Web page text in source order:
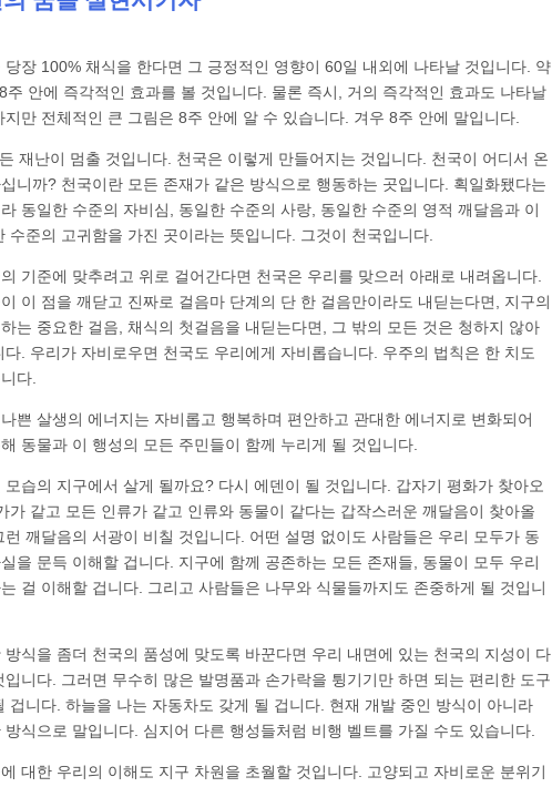
당장 100% 채식을 한다면 그 긍정적인 영향이 60일 내외에 나타날 것입니다. 약
주 안에 즉각적인 효과를 볼 것입니다. 물론 즉시, 거의 즉각적인 효과도 나타날
지만 전체적인 큰 그림은 8주 안에 알 수 있습니다. 겨우 8주 안에 말입니다.
재난이 멈출 것입니다. 천국은 이렇게 만들어지는 것입니다. 천국이 어디서 온
니까? 천국이란 모든 존재가 같은 방식으로 행동하는 곳입니다. 획일화됐다는
동일한 수준의 자비심, 동일한 수준의 사랑, 동일한 수준의 영적 깨달음과 이
수준의 고귀함을 가진 곳이라는 뜻입니다. 그것이 천국입니다.
기준에 맞추려고 위로 걸어간다면 천국은 우리를 맞으러 아래로 내려옵니다.
이 점을 깨닫고 진짜로 걸음마 단계의 단 한 걸음만이라도 내딛는다면, 지구의
는 중요한 걸음, 채식의 첫걸음을 내딛는다면, 그 밖의 모든 것은 청하지 않아
다. 우리가 자비로우면 천국도 우리에게 자비롭습니다. 우주의 법칙은 한 치도
다.
쁜 살생의 에너지는 자비롭고 행복하며 편안하고 관대한 에너지로 변화되어
동물과 이 행성의 모든 주민들이 함께 누리게 될 것입니다.
모습의 지구에서 살게 될까요? 다시 에덴이 될 것입니다. 갑자기 평화가 찾아오
가 같고 모든 인류가 같고 인류와 동물이 같다는 갑작스러운 깨달음이 찾아올
런 깨달음의 서광이 비칠 것입니다. 어떤 설명 없이도 사람들은 우리 모두가 동
을 문득 이해할 겁니다. 지구에 함께 공존하는 모든 존재들, 동물이 모두 우리
걸 이해할 겁니다. 그리고 사람들은 나무와 식물들까지도 존중하게 될 것입니
방식을 좀더 천국의 품성에 맞도록 바꾼다면 우리 내면에 있는 천국의 지성이 다
입니다. 그러면 무수히 많은 발명품과 손가락을 튕기기만 하면 되는 편리한 도구
겁니다. 하늘을 나는 자동차도 갖게 될 겁니다. 현재 개발 중인 방식이 아니라
방식으로 말입니다. 심지어 다른 행성들처럼 비행 벨트를 가질 수도 있습니다.
대한 우리의 이해도 지구 차원을 초월할 것입니다. 고양되고 자비로운 분위기